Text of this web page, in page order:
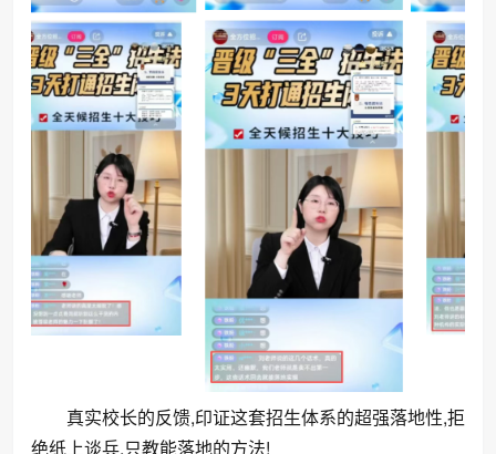
真实校长的反馈,印证这套招生体系的超强落地性,拒
绝纸上谈兵,只教能落地的方法!